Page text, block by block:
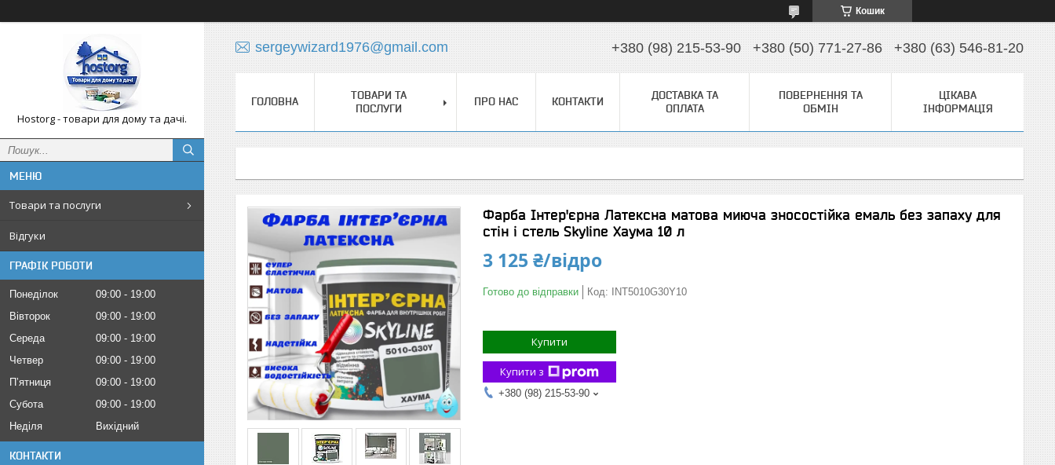
Кошик
Hostorg - товари для дому та дачі.
Товари та послуги
Відгуки
ГРАФІК РОБОТИ
Понеділок 09:00
19:00
Вівторок
09:00
19:00
Середа
09:00
19:00
Четвер
09:00
19:00
Пʼятниця
09:00
19:00
Субота
09:00
19:00
Неділя
Вихідний
КОНТАКТИ
sergeywizard1976@gmail.com +380 (98) 215-53-90 +380 (50) 771-27-86 +380 (63) 546-81-20
ГОЛОВНА
ТОВАРИ ТА
ПОСЛУГИ
ПРО НАС КОНТАКТИ
ДОСТАВКА ТА
ОПЛАТА
ПОВЕРНЕННЯ ТА
ОБМІН
ЦІКАВА
ІНФОРМАЦІЯ
Фарба Інтер'єрна Латексна матова миюча зносостійка емаль без запаху для
стін і стель Skyline Хаума 10 л
3 125 ₴/відро
Готово до відправки Код: INT5010G30Y10
Купити
Купити з
+380 (98) 215-53-90